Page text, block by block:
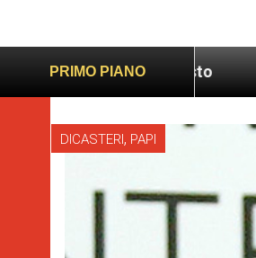
PRIMO PIANO
giusto LEV: “Papa
DICASTERI, PAPI